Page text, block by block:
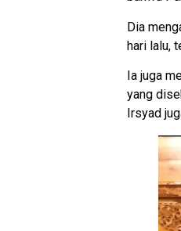
Dia
hari lalu,
Ia juga
yang
Irsyad